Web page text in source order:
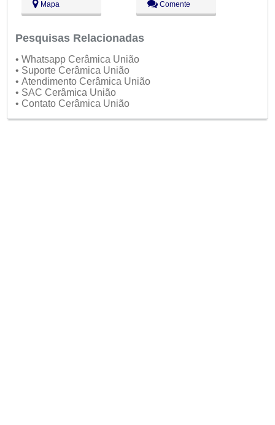
Mapa Comente
Pesquisas Relacionadas
• Whatsapp Cerâmica União
• Suporte Cerâmica União
• Atendimento Cerâmica União
• SAC Cerâmica União
• Contato Cerâmica União